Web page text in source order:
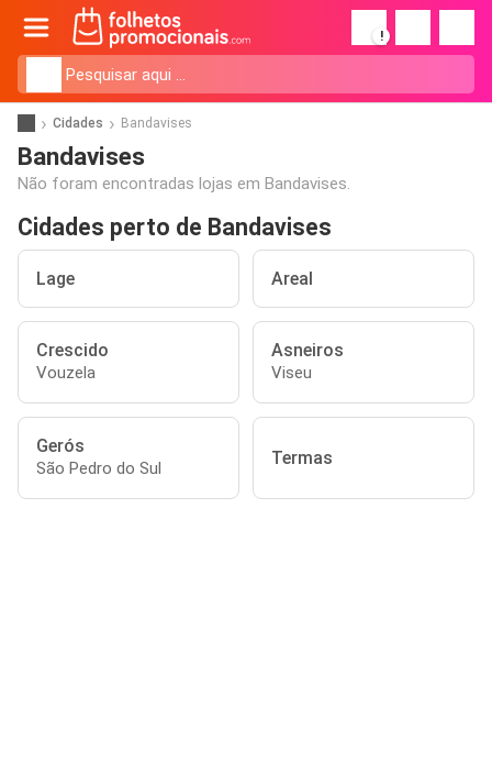
!
Cidades Bandavises
Bandavises
Não foram encontradas lojas em Bandavises.
Cidades perto de Bandavises
Lage Areal
Crescido
Vouzela
Asneiros
Viseu
Gerós
São Pedro do Sul Termas